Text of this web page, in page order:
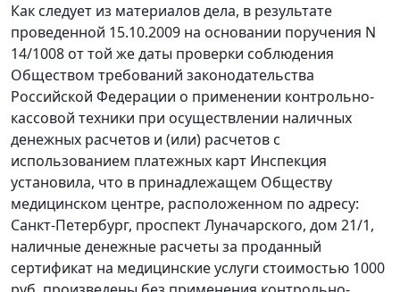
Как следует из материалов дела, в результате
проведенной 15.10.2009 на основании поручения N
14/1008 от той же даты проверки соблюдения
Обществом требований законодательства
Российской Федерации о применении контрольно-
кассовой техники при осуществлении наличных
денежных расчетов и (или) расчетов с
использованием платежных карт Инспекция
установила, что в принадлежащем Обществу
медицинском центре, расположенном по адресу:
Санкт-Петербург, проспект Луначарского, дом 21/1,
наличные денежные расчеты за проданный
сертификат на медицинские услуги стоимостью 1000